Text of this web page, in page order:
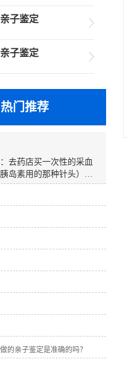
子鉴定
子鉴定
热门推荐
去药店买一次性的采血
岛素用的那种针头），
表面（孩子小可以采集
准备棉签（棉签不可以
签黄豆大小的血痕沾在
然阴干，先用干净的纸
装入纸质的信封袋中
料袋中密封），作好标
邮寄过来我们处理即
的样本单独放置在不同
信封上标记清楚采集日
如：父亲、孩子等）。
的亲子鉴定是准确的吗？